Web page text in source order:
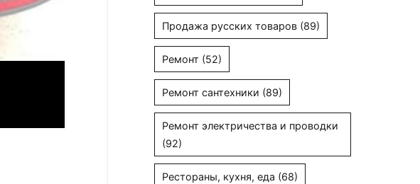
Продажа русских товаров (89)
Ремонт (52)
Ремонт сантехники (89)
Ремонт электричества и проводки
(92)
Рестораны, кухня, еда (68)